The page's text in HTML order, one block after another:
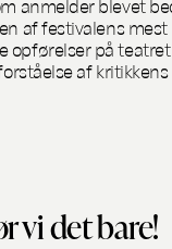
af festivalens mest
opførelser på
af kritikkens
vi det bare!